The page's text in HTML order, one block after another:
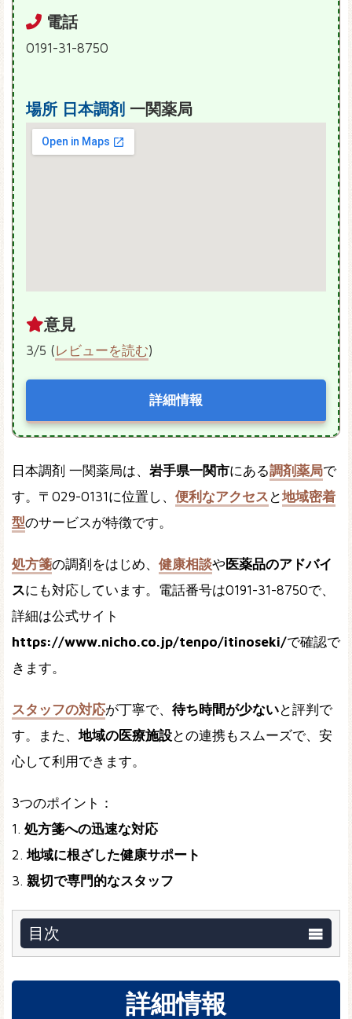
電話
0191-31-8750
場所 日本調剤 一関薬局
意見
3/5 (レビューを読む)
詳細情報
日本調剤 一関薬局は、 岩手県一関市にある調剤薬局で
す。〒029-0131に位置し、 便利なアクセス と地域密着
型のサービスが特徴です。
処方箋の調剤をはじめ、 健康相談や医薬品のアドバイ
スにも対応しています。電話番号は0191-31-8750で、
詳細は公式サイト
https://www.nicho.co.jp/tenpo/itinoseki/で確認で
きます。
スタッフの対応が丁寧で、 待ち時間が少ないと評判で
す。また、 地域の医療施設との連携もスムーズで、安
心して利用できます。
3つのポイント：
1. 処方箋への迅速な対応
2. 地域に根ざした健康サポート
3. 親切で専門的なスタッフ
目次
詳細情報